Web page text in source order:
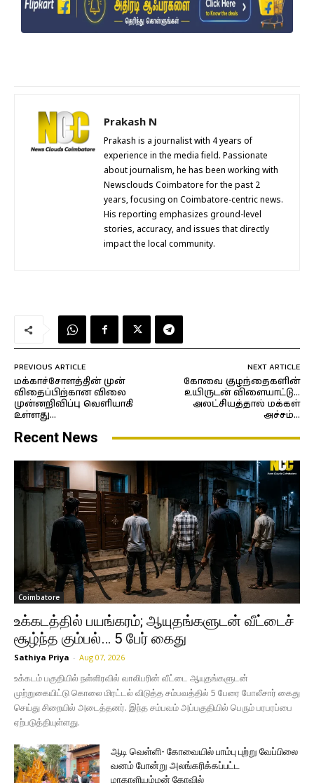
Prakash N
Prakash is a journalist with 4 years of
experience in the media field. Passionate
about journalism, he has been working with
Newsclouds Coimbatore for the past 2
years, focusing on Coimbatore-centric news.
His reporting emphasizes ground-level
stories, accuracy, and issues that directly
impact the local community.
PREVIOUS ARTICLE
மக்காச்சோளத்தின் முன்
விதைப்பிற்கான விலை
முன்னறிவிப்பு வெளியாகி
உள்ளது…
NEXT ARTICLE
கோவை குழந்தைகளின்
உயிருடன் விளையாட்டு…
அலட்சியத்தால் மக்கள்
அச்சம்…
Recent News
Coimbatore
உக்கடத்தில் பயங்கரம்; ஆயுதங்களுடன் வீட்டைச்
சூழ்ந்த கும்பல்… 5 பேர் கைது
Sathiya Priya - Aug 07, 2026
உக்கடம் பகுதியில் நள்ளிரவில் வாலிபரின் வீட்டை ஆயுதங்களுடன்
முற்றுகையிட்டு கொலை மிரட்டல் விடுத்த சம்பவத்தில் 5 பேரை போலீசார் கைது
செய்து சிறையில் அடைத்தனர். இந்த சம்பவம் அப்பகுதியில் பெரும் பரபரப்பை
ஏற்படுத்தியுள்ளது.
ஆடி வெள்ளி- கோவையில் பாம்பு புற்று வேப்பிலை
வனம் போன்று அலங்கரிக்கப்பட்ட
மாகாளியம்மன் கோவில்